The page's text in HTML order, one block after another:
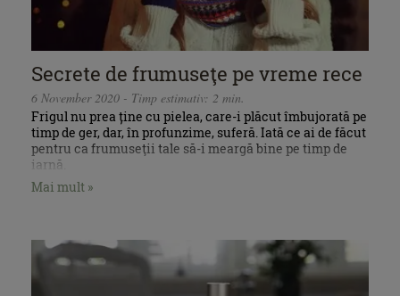
Secrete de frumuseţe pe vreme rece
6 November 2020 - Timp estimativ: 2 min.
Frigul nu prea ține cu pielea, care-i plăcut îmbujorată pe
timp de ger, dar, în profunzime, suferă. Iată ce ai de făcut
pentru ca frumuseţii tale să-i meargă bine pe timp de
iarnă.
Mai mult »